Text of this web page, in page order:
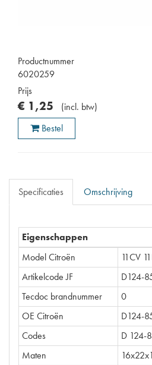
Productnummer
6020259
Prijs
€ 1,25 (incl. btw)
Bestel
Specificaties Omschrijving
Eigenschappen
Model Citroën
11CV
Artikelcode JF
D124-
Tecdoc brandnummer
0
OE Citroën
D124-
Codes
D 124-
Maten